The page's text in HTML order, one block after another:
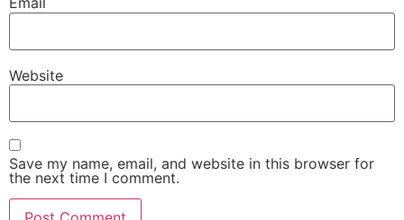
Website
Save my name, email, and website in this browser for
the next time I comment.